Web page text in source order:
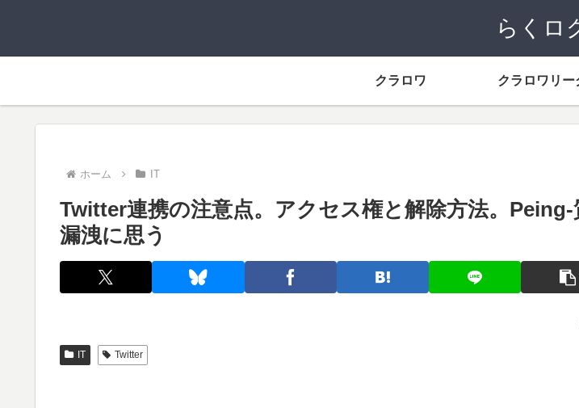
らくロ
クラロワ クラロワリー
ホーム IT
Twitter連携の注意点。アクセス権と解除方法。Peing-
漏洩に思う
IT Twitter